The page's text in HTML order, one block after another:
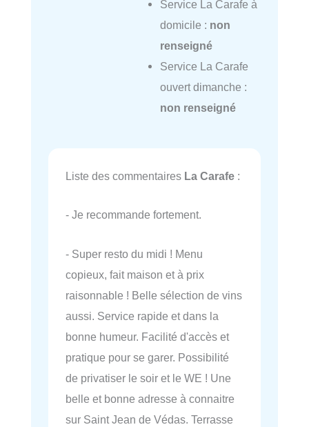
Service La Carafe à
domicile : non
renseigné
Service La Carafe
ouvert dimanche :
non renseigné
Liste des commentaires La Carafe :
- Je recommande fortement.
- Super resto du midi ! Menu
copieux, fait maison et à prix
raisonnable ! Belle sélection de vins
aussi. Service rapide et dans la
bonne humeur. Facilité d'accès et
pratique pour se garer. Possibilité
de privatiser le soir et le WE ! Une
belle et bonne adresse à connaitre
sur Saint Jean de Védas. Terrasse